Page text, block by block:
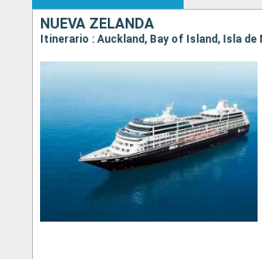
NUEVA ZELANDA